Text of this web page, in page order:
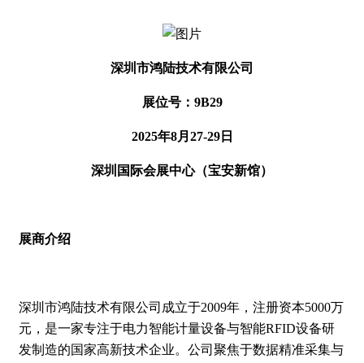
深圳市鸿陆技术有限公司
展位号：9B29
2025年8月27-29日
深圳国际会展中心（宝安新馆）
展商介绍
深圳市鸿陆技术有限公司成立于2009年，注册资本5000万
元，是一家专注于电力智能计量设备与智能RFID设备研
发制造的国家高新技术企业。公司聚焦于数据精准采集与